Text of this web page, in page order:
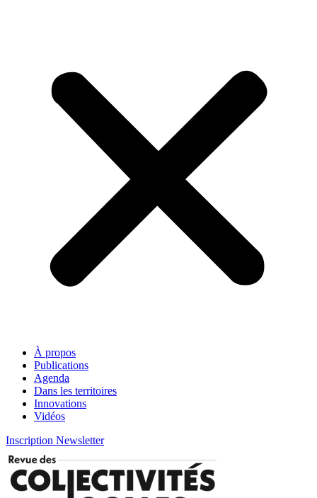
À propos
Publications
Agenda
Dans les territoires
Innovations
Vidéos
Inscription Newsletter